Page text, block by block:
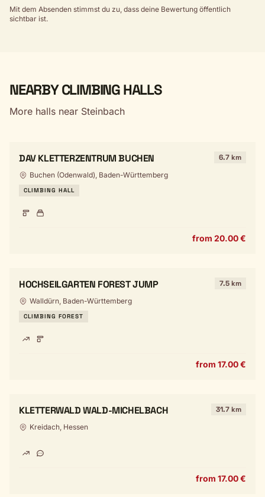
Mit dem Absenden stimmst du zu, dass deine Bewertung öffentlich
sichtbar ist.
NEARBY CLIMBING HALLS
More halls near Steinbach
DAV KLETTERZENTRUM BUCHEN 6.7 km
Buchen (Odenwald), Baden-Württemberg
CLIMBING HALL
from 20.00 €
HOCHSEILGARTEN FOREST JUMP 7.5 km
Walldürn, Baden-Württemberg
CLIMBING FOREST
from 17.00 €
KLETTERWALD WALD-MICHELBACH 31.7 km
Kreidach, Hessen
from 17.00 €